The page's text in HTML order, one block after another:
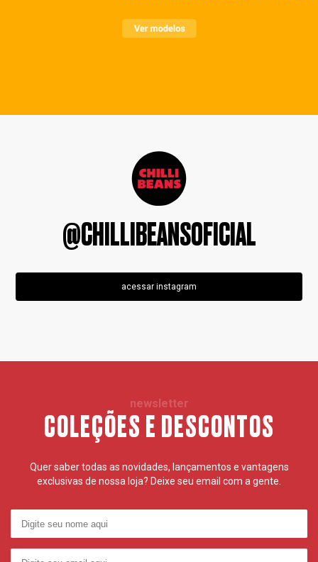
@CHILLIBEANSOFICIAL
acessar instagram
newsletter
COLEÇÕES E DESCONTOS
Quer saber todas as novidades, lançamentos e vantagens
exclusivas de nossa loja? Deixe seu email com a gente.